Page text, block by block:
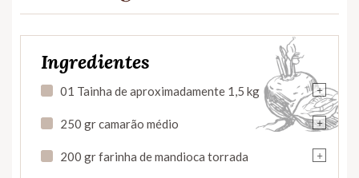
Ingredientes
+
01 Tainha de aproximadamente 1,5 kg
+
250 gr camarão médio
+
200 gr farinha de mandioca torrada